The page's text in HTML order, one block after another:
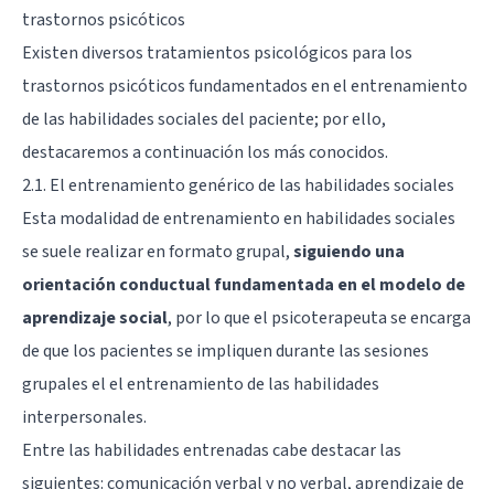
trastornos psicóticos
Existen diversos tratamientos psicológicos para los
trastornos psicóticos fundamentados en el entrenamiento
de las habilidades sociales del paciente; por ello,
destacaremos a continuación los más conocidos.
2.1. El entrenamiento genérico de las habilidades sociales
Esta modalidad de entrenamiento en habilidades sociales
se suele realizar en formato grupal,siguiendo una
orientación conductual fundamentada en el modelo de
aprendizaje social, por lo que el psicoterapeuta se encarga
de que los pacientes se impliquen durante las sesiones
grupales el el entrenamiento de las habilidades
interpersonales.
Entre las habilidades entrenadas cabe destacar las
siguientes: comunicación verbal y no verbal, aprendizaje de